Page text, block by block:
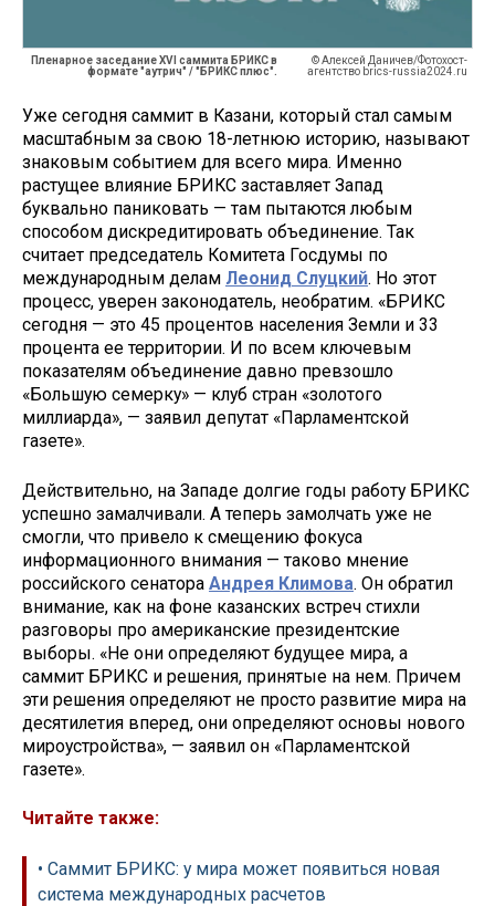
Пленарное заседание XVI саммита БРИКС в
формате "аутрич" / "БРИКС плюс".
© Алексей Даничев/Фотохост-
агентство brics-russia2024.ru
Уже сегодня саммит в Казани, который стал самым
масштабным за свою 18-летнюю историю, называют
знаковым событием для всего мира. Именно
растущее влияние БРИКС заставляет Запад
буквально паниковать — там пытаются любым
способом дискредитировать объединение. Так
считает председатель Комитета Госдумы по
международным делам Леонид Слуцкий. Но этот
процесс, уверен законодатель, необратим. «БРИКС
сегодня — это 45 процентов населения Земли и 33
процента ее территории. И по всем ключевым
показателям объединение давно превзошло
«Большую семерку» — клуб стран «золотого
миллиарда», — заявил депутат «Парламентской
газете».
Действительно, на Западе долгие годы работу БРИКС
успешно замалчивали. А теперь замолчать уже не
смогли, что привело к смещению фокуса
информационного внимания — таково мнение
российского сенатора Андрея Климова. Он обратил
внимание, как на фоне казанских встреч стихли
разговоры про американские президентские
выборы. «Не они определяют будущее мира, а
саммит БРИКС и решения, принятые на нем. Причем
эти решения определяют не просто развитие мира на
десятилетия вперед, они определяют основы нового
мироустройства», — заявил он «Парламентской
газете».
Читайте также:
• Саммит БРИКС: у мира может появиться новая
система международных расчетов